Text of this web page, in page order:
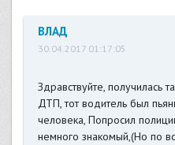
ВЛАД
30.04.2017 01:17:05
Здравствуйте, получилась
ДТП, тот водитель был
человека, Попросил
немного знакомый,(Но по